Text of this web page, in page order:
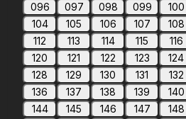
096
097 098 099 100
104
105 106 107 108
112
113 114 115 116
120
121 122 123 124
128
129 130 131 132
136
137 138 139 140
144
145 146 147 148